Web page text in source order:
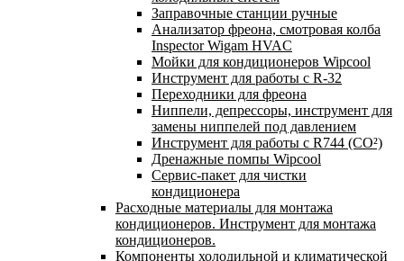
Заправочные станции ручные
Анализатор фреона, смотровая колба
Inspector Wigam HVAC
Мойки для кондиционеров Wipcool
Инструмент для работы с R-32
Переходники для фреона
Ниппели, депрессоры, инструмент для
замены ниппелей под давлением
Инструмент для работы с R744 (CO²)
Дренажные помпы Wipcool
Сервис-пакет для чистки
кондиционера
Расходные материалы для монтажа
кондиционеров. Инструмент для монтажа
кондиционеров.
Компоненты холодильной и климатической